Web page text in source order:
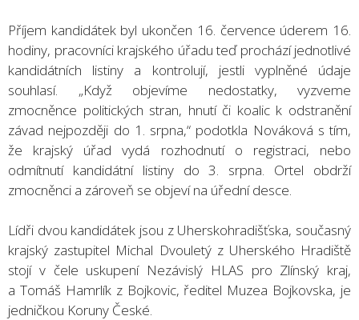
Příjem kandidátek byl ukončen 16. července úderem 16.
hodiny, pracovníci krajského úřadu teď prochází jednotlivé
kandidátních listiny a kontrolují, jestli vyplněné údaje
souhlasí. „Když objevíme nedostatky, vyzveme
zmocněnce politických stran, hnutí či koalic k odstranění
závad nejpozději do 1. srpna,“ podotkla Nováková s tím,
že krajský úřad vydá rozhodnutí o registraci, nebo
odmítnutí kandidátní listiny do 3. srpna. Ortel obdrží
zmocněnci a zároveň se objeví na úřední desce.
Lídři dvou kandidátek jsou z Uherskohradišťska, současný
krajský zastupitel Michal Dvouletý z Uherského Hradiště
stojí v čele uskupení Nezávislý HLAS pro Zlínský kraj,
a Tomáš Hamrlík z Bojkovic, ředitel Muzea Bojkovska, je
jedničkou Koruny České.